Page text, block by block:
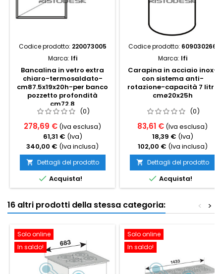
Codice prodotto: 220073005
Marca: Ifi
Bancalina in vetro extra
chiaro-termosaldato-
cm87.5x19x20h-per banco
pozzetto profondità
cm72.8
(0)
278,69 € (Iva esclusa)
61,31 € (Iva)
340,00 € (Iva inclusa)
 Dettagli del prodotto
 Acquista!
Codice prodotto: 609030266
Marca: Ifi
Carapina in acciaio inox-
con sistema anti-
rotazione-capacità 7 litri,
cmø20x25h
(0)
83,61 € (Iva esclusa)
18,39 € (Iva)
102,00 € (Iva inclusa)
 Dettagli del prodotto
 Acquista!
16 altri prodotti della stessa categoria: >
<
Solo online
In saldo!
Solo online
In saldo!